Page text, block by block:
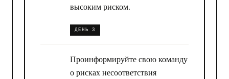
высоким риском.
ДЕНЬ 3
Проинформируйте свою команду
о рисках несоответствия